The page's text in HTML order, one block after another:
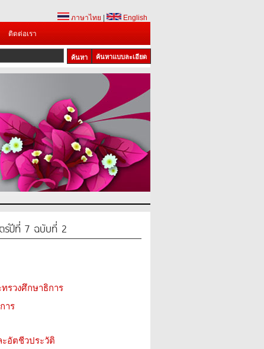
ภาษาไทย
English
ติดต่อเรา
ค้นหาแบบละเอียด
ร์ปีที่ 7 ฉบับที่ 2
รวงศึกษาธิการ
าร
อัตชีวประวัติ